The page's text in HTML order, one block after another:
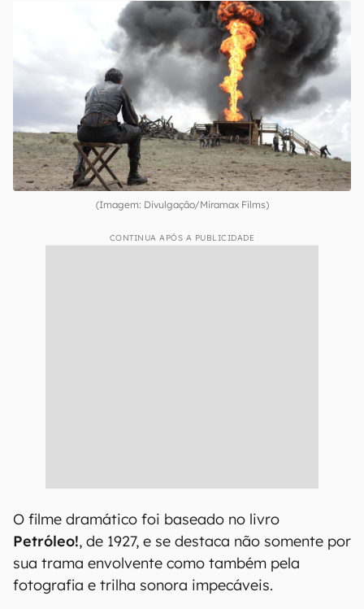
(Imagem: Divulgação/Miramax Films)
CONTINUA APÓS A PUBLICIDADE
O filme dramático foi baseado no livro
Petróleo!, de 1927, e se destaca não somente por
sua trama envolvente como também pela
fotografia e trilha sonora impecáveis.